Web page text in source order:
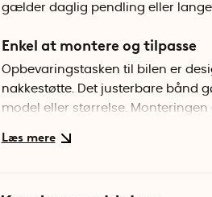
gælder daglig pendling eller lange
Enkel at montere og tilpasse
Opbevaringstasken til bilen er
nakkestøtte. Det justerbare bånd
model eller størrelse.
Praktisk mobilficka